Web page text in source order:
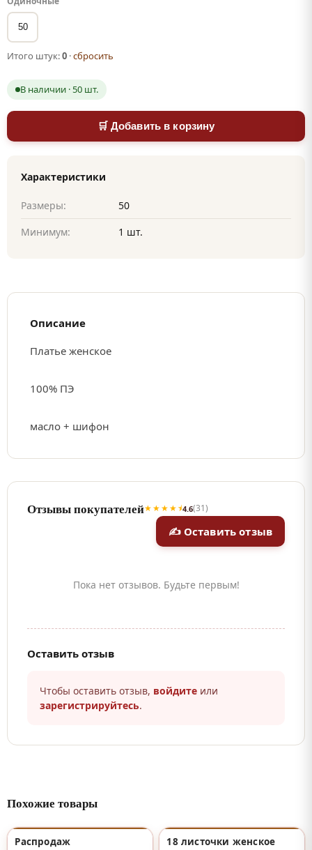
50
Итого штук:0 ·сбросить
В наличии · 50 шт.
🛒 Добавить в корзину
Характеристики
Размеры:
50
Минимум:
1 шт.
Описание
Платье женское
100% ПЭ
масло + шифон
Отзывы покупателей★★★★⯨4.6(31)
✍ Оставить отзыв
Пока нет отзывов. Будьте первым!
Оставить отзыв
Чтобы оставить отзыв, войдите или
зарегистрируйтесь.
Похожие товары
Распродаж 18 листочки женское